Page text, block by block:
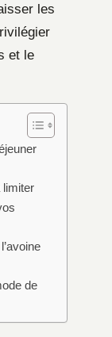
les
et le
limiter
de